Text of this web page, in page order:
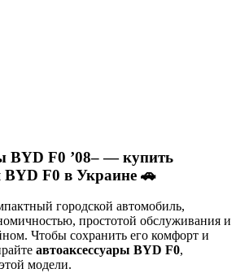
BYD F0 ’08– — купить
BYD F0 в Украине 🚗
городской автомобиль,
простотой обслуживания и
Чтобы сохранить его комфорт и
автоаксессуары BYD F0,
модели.